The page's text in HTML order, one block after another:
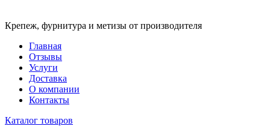
Крепеж, фурнитура и метизы от производителя
Главная
Отзывы
Услуги
Доставка
О компании
Контакты
Каталог товаров